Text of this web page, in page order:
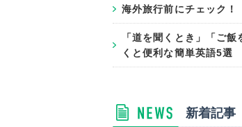
海外旅行前にチェック
「道を聞くとき」「ご
くと便利な簡単英語5選
新着記事